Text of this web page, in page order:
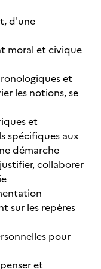
d'une
moral et civique
et
les notions, se
et
spécifiques aux
démarche
collaborer
sur les repères
pour
et